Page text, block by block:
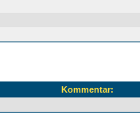
Kommentar: